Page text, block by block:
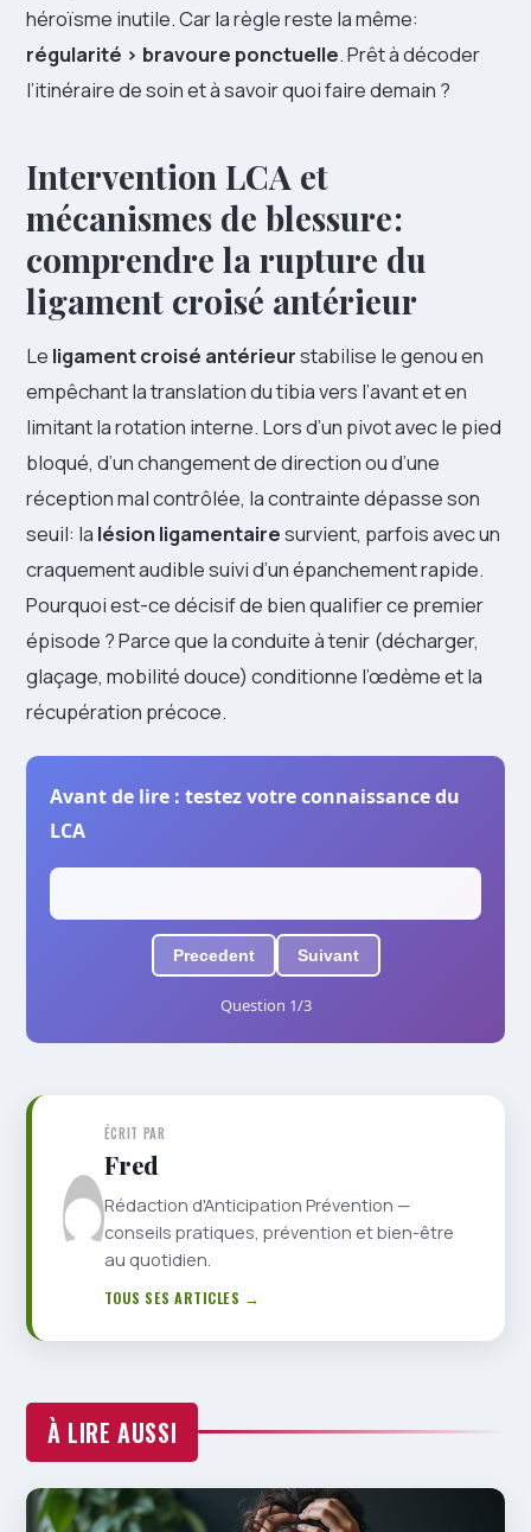
héroïsme inutile. Car la règle reste la même:
régularité > bravoure ponctuelle. Prêt à décoder
l’itinéraire de soin et à savoir quoi faire demain ?
Intervention LCA et
mécanismes de blessure :
comprendre la rupture du
ligament croisé antérieur
Le ligament croisé antérieurstabilise le genou en
empêchant la translation du tibia vers l’avant et en
limitant la rotation interne. Lors d’un pivot avec le pied
bloqué, d’un changement de direction ou d’une
réception mal contrôlée, la contrainte dépasse son
seuil: la lésion ligamentairesurvient, parfois avec un
craquement audible suivi d’un épanchement rapide.
Pourquoi est-ce décisif de bien qualifier ce premier
épisode ? Parce que la conduite à tenir (décharger,
glaçage, mobilité douce) conditionne l’œdème et la
récupération précoce.
Avant de lire : testez votre connaissance du
LCA
Precedent Suivant
Question 1/3
ÉCRIT PAR
Fred
Rédaction d'Anticipation Prévention —
conseils pratiques, prévention et bien-être
au quotidien.
TOUS SES ARTICLES →
À LIRE AUSSI